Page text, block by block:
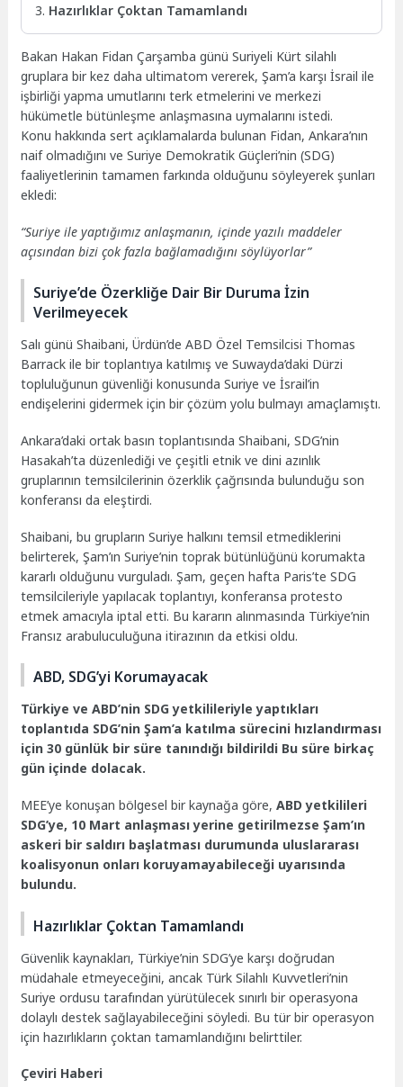
Hazırlıklar Çoktan Tamamlandı
Bakan Hakan Fidan Çarşamba günü Suriyeli Kürt silahlı
gruplara bir kez daha ultimatom vererek, Şam’a karşı İsrail ile
işbirliği yapma umutlarını terk etmelerini ve merkezi
hükümetle bütünleşme anlaşmasına uymalarını istedi.
Konu hakkında sert açıklamalarda bulunan Fidan, Ankara’nın
naif olmadığını ve Suriye Demokratik Güçleri’nin (SDG)
faaliyetlerinin tamamen farkında olduğunu söyleyerek şunları
ekledi:
“Suriye ile yaptığımız anlaşmanın, içinde yazılı maddeler
açısından bizi çok fazla bağlamadığını söylüyorlar”
Suriye’de Özerkliğe Dair Bir Duruma İzin
Verilmeyecek
Salı günü Shaibani, Ürdün’de ABD Özel Temsilcisi Thomas
Barrack ile bir toplantıya katılmış ve Suwayda’daki Dürzi
topluluğunun güvenliği konusunda Suriye ve İsrail’in
endişelerini gidermek için bir çözüm yolu bulmayı amaçlamıştı.
Ankara’daki ortak basın toplantısında Shaibani, SDG’nin
Hasakah’ta düzenlediği ve çeşitli etnik ve dini azınlık
gruplarının temsilcilerinin özerklik çağrısında bulunduğu son
konferansı da eleştirdi.
Shaibani, bu grupların Suriye halkını temsil etmediklerini
belirterek, Şam’ın Suriye’nin toprak bütünlüğünü korumakta
kararlı olduğunu vurguladı. Şam, geçen hafta Paris’te SDG
temsilcileriyle yapılacak toplantıyı, konferansa protesto
etmek amacıyla iptal etti. Bu kararın alınmasında Türkiye’nin
Fransız arabuluculuğuna itirazının da etkisi oldu.
ABD, SDG’yi Korumayacak
Türkiye ve ABD’nin SDG yetkilileriyle yaptıkları
toplantıda SDG’nin Şam’a katılma sürecini hızlandırması
için 30 günlük bir süre tanındığı bildirildi Bu süre birkaç
gün içinde dolacak.
MEE’ye konuşan bölgesel bir kaynağa göre,ABD yetkilileri
SDG’ye, 10 Mart anlaşması yerine getirilmezse Şam’ın
askeri bir saldırı başlatması durumunda uluslararası
koalisyonun onları koruyamayabileceği uyarısında
bulundu.
Hazırlıklar Çoktan Tamamlandı
Güvenlik kaynakları, Türkiye’nin SDG’ye karşı doğrudan
müdahale etmeyeceğini, ancak Türk Silahlı Kuvvetleri’nin
Suriye ordusu tarafından yürütülecek sınırlı bir operasyona
dolaylı destek sağlayabileceğini söyledi. Bu tür bir operasyon
için hazırlıkların çoktan tamamlandığını belirttiler.
Çeviri Haberi